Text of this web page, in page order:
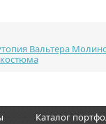
Вальтера
Каталог